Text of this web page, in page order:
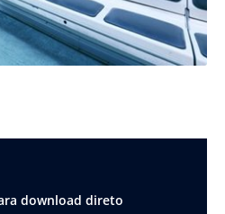
download direto